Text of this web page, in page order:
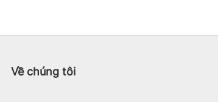
Về chúng tôi